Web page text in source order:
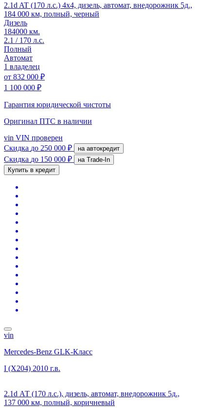
2.1d AT (170 л.с.) 4x4, дизель, автомат, внедорожник 5д.,
184 000 км, полный, черный
Дизель
184000 км.
2.1 / 170 л.с.
Полный
Автомат
1 владелец
от 832 000 ₽
1 100 000 ₽
Гарантия юридической чистоты
Оригинал ПТС в наличии
vin VIN проверен
Скидка до 250 000 ₽ на автокредит
Скидка до 150 000 ₽
на Trade-In
Купить в кредит
vin
Mercedes-Benz GLK-Класс
I (X204) 2010 г.в.
2.1d АТ (170 л.с.), дизель, автомат, внедорожник 5д.,
137 000 км, полный, коричневый